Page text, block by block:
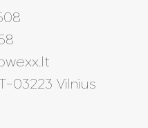
03223 Vilnius